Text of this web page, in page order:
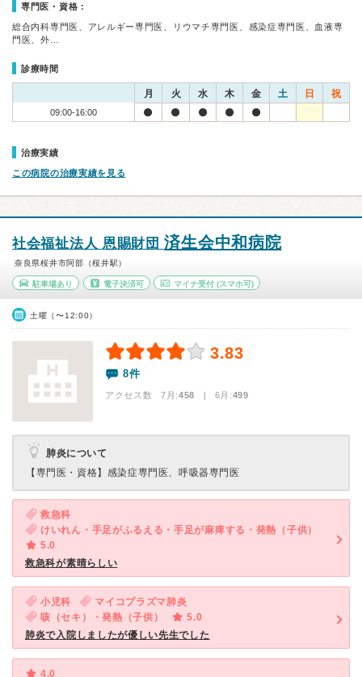
専門医・資格：
総合内科専門医、アレルギー専門医、リウマチ専門医、感染症専門医、血液専
門医、外…
診療時間
月 火 水 木 金 土 日 祝
09:00-16:00
治療実績
この病院の治療実績を見る
社会福祉法人 恩賜財団済生会中和病院
奈良県桜井市阿部（桜井駅）
駐車場あり 電子決済可 マイナ受付 (スマホ可)
土曜（〜12:00）
3.83
8件
アクセス数 7月:458 | 6月:499
肺炎について
【専門医・資格】 感染症専門医、呼吸器専門医
救急科
けいれん・手足がふるえる・手足が麻痺する・発熱（子供）
5.0
救急科が素晴らしい
小児科
マイコプラズマ肺炎
咳（セキ）・発熱（子供）
5.0
肺炎で入院しましたが優しい先生でした
4.0